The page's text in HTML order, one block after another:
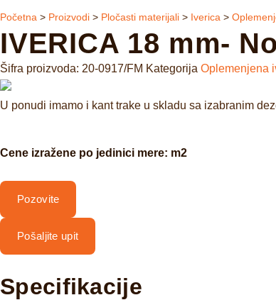
Početna > Proizvodi > Pločasti materijali > Iverica >
IVERICA 18 mm-
Šifra proizvoda: 20-0917/FM Kategorija Oplemenjena
U ponudi imamo i kant trake u skladu sa izabranim
Cene izražene po jedinici mere: m2
Pozovite
Pošaljite upit
Specifikacije